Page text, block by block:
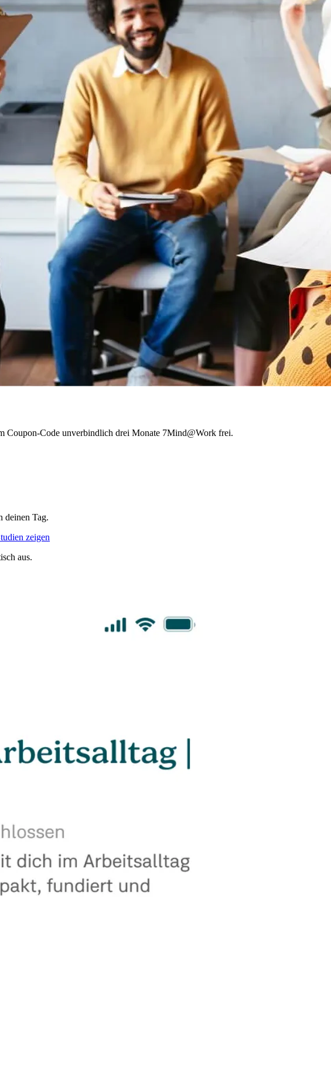
Coupon-Code unverbindlich drei Monate 7Mind@Work frei.
deinen Tag.
zeigen
aus.